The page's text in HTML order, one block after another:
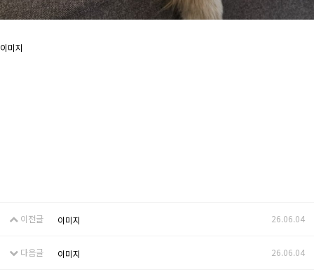
이미지
이전글 이미지 26.06.04
다음글 이미지 26.06.04